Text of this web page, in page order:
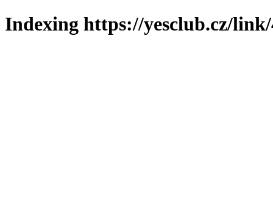
Indexing https://yesclub.cz/link/